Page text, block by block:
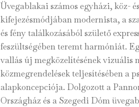
Üvegablakai számos egyházi, köz-
kifejezésmódjában modernista, a
és fény találkozásából születő
feszültségében teremt harmóniát.
vallás új megközelítésének vizuális
közmegrendelések teljesítésében a
alapkoncepciója. Dolgozott a
Országház és a Szegedi Dóm